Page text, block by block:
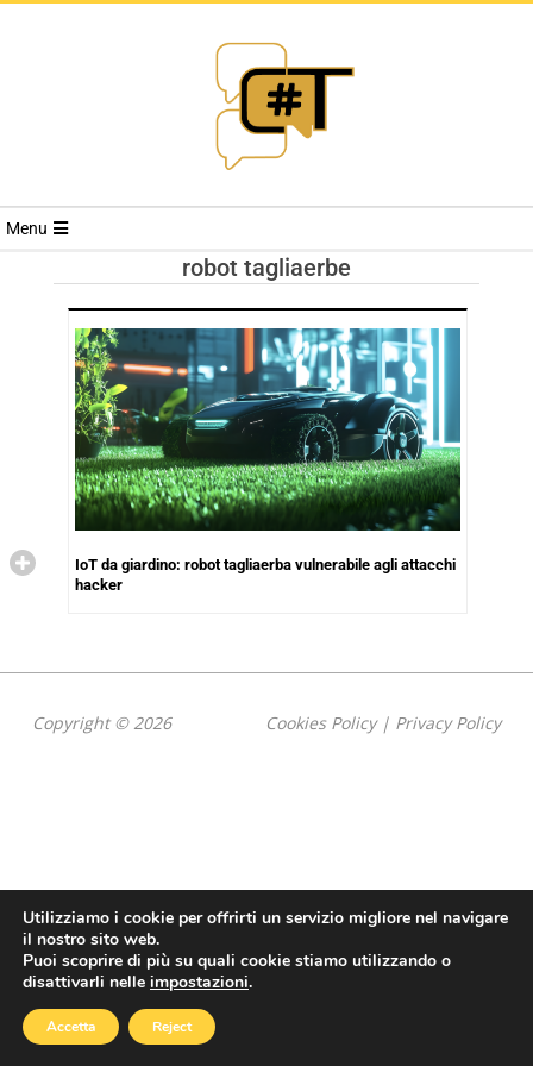
RIVISTA
TRENDS
Menu
robot tagliaerbe
IoT da giardino: robot tagliaerba vulnerabile agli attacchi
hacker
Copyright © 2026 Cookies Policy| Privacy Policy
Utilizziamo i cookie per offrirti un servizio migliore nel navigare
il nostro sito web.
Puoi scoprire di più su quali cookie stiamo utilizzando o
disattivarli nelle impostazioni.
Accetta Reject